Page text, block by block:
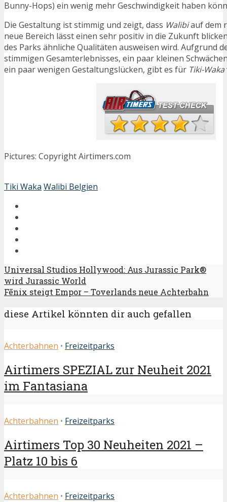
Bunny-Hops) ein wenig mehr Geschwindigkeit haben
Die Gestaltung ist stimmig und zeigt, dass Walibiauf dem
neue Bereich lässt einen sehr positiv in die Zukunft
des Parks ähnliche Qualitäten ausweisen wird. Aufgrund
stimmigen Gesamterlebnisses, ein paar kleinen
ein paar wenigen Gestaltungslücken, gibt es für Tiki-Waka
Pictures: Copyright Airtimers.com
Tiki Waka Walibi Belgien
Universal Studios Hollywood: Aus Jurassic Park®
wird Jurassic World
Fēnix steigt Empor – Toverlands neue Achterbahn
diese Artikel könnten dir auch gefallen
Achterbahnen • Freizeitparks
Airtimers SPEZIAL zur Neuheit 2021
im Fantasiana
Achterbahnen • Freizeitparks
Airtimers Top 30 Neuheiten 2021 –
Platz 10 bis 6
Achterbahnen • Freizeitparks